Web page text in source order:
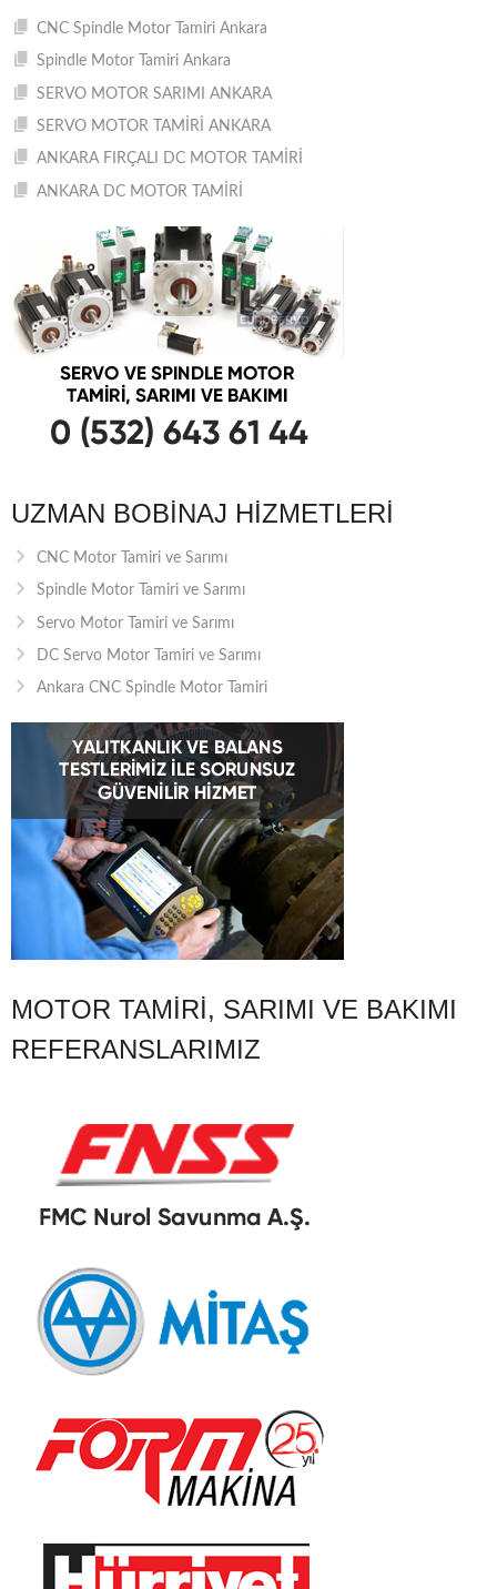
CNC Spindle Motor Tamiri Ankara
Spindle Motor Tamiri Ankara
SERVO MOTOR SARIMI ANKARA
SERVO MOTOR TAMİRİ ANKARA
ANKARA FIRÇALI DC MOTOR TAMİRİ
ANKARA DC MOTOR TAMİRİ
UZMAN BOBINAJ HIZMETLERI
CNC Motor Tamiri ve Sarımı
Spindle Motor Tamiri ve Sarımı
Servo Motor Tamiri ve Sarımı
DC Servo Motor Tamiri ve Sarımı
Ankara CNC Spindle Motor Tamiri
MOTOR TAMIRI, SARIMI VE BAKIMI
REFERANSLARIMIZ